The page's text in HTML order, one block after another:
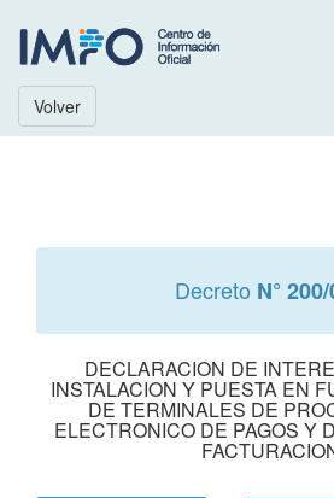
Volver
Decreto N°
DECLARACION DE
INSTALACION Y PUESTA EN
DE TERMINALES DE
ELECTRONICO DE PAGOS Y